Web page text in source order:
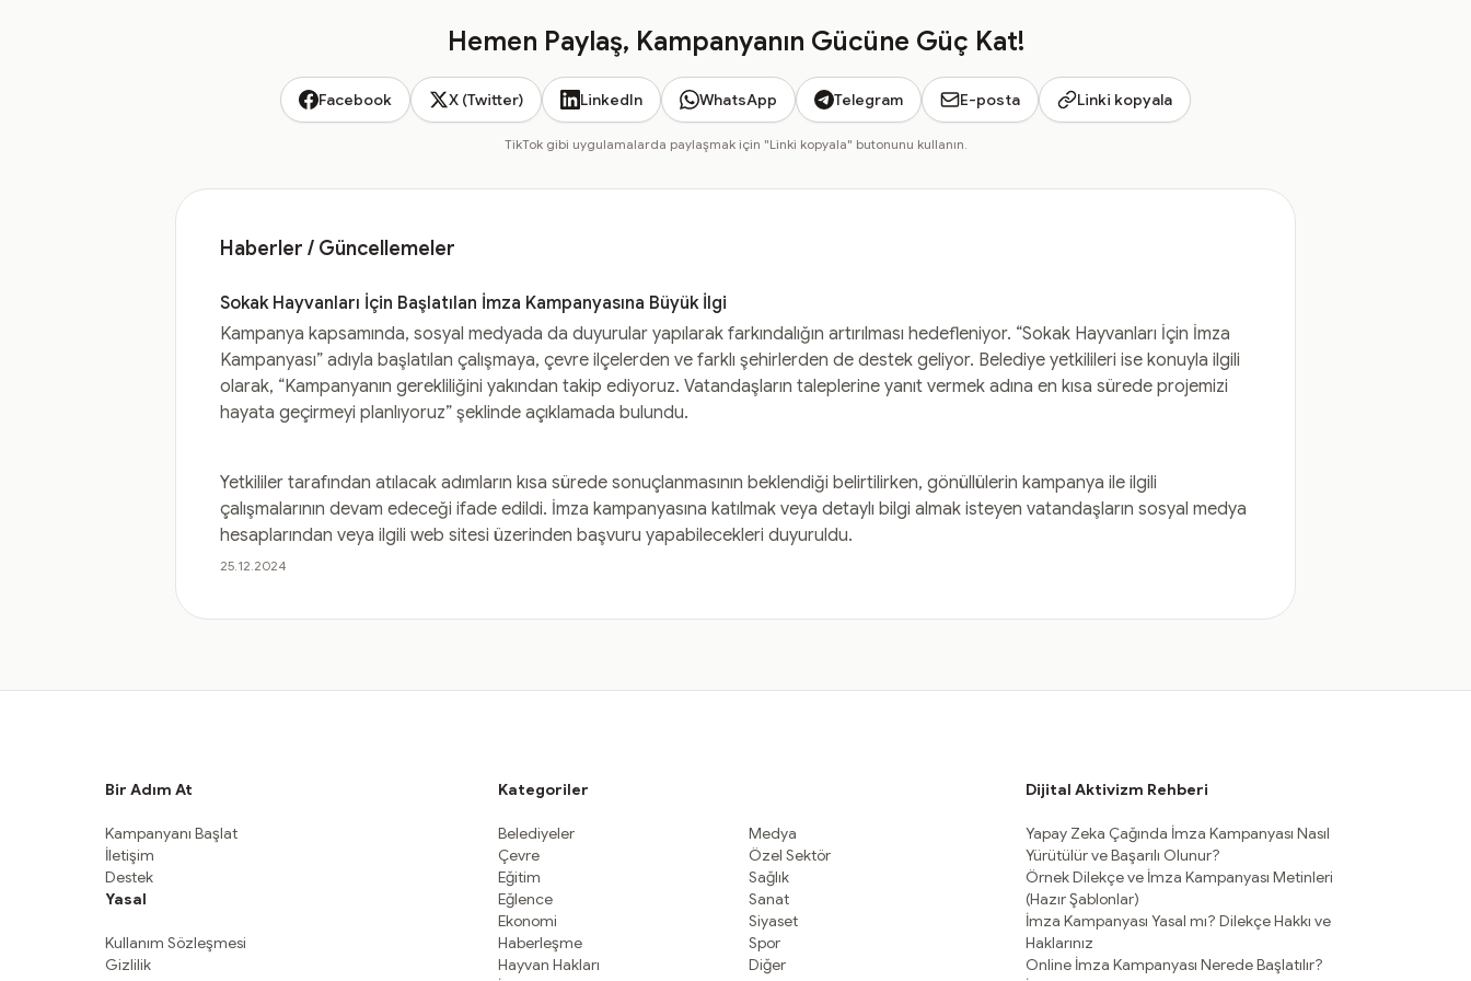
Hemen Paylaş, Kampanyanın Gücüne Güç Kat!
Facebook X (Twitter) LinkedIn WhatsApp Telegram E-posta Linki kopyala
TikTok gibi uygulamalarda paylaşmak için "Linki kopyala" butonunu kullanın.
Haberler / Güncellemeler
Sokak Hayvanları İçin Başlatılan İmza Kampanyasına Büyük İlgi
Kampanya kapsamında, sosyal medyada da duyurular yapılarak farkındalığın artırılması hedefleniyor. “Sokak Hayvanları İçin İmza
Kampanyası” adıyla başlatılan çalışmaya, çevre ilçelerden ve farklı şehirlerden de destek geliyor. Belediye yetkilileri ise konuyla ilgili
olarak, “Kampanyanın gerekliliğini yakından takip ediyoruz. Vatandaşların taleplerine yanıt vermek adına en kısa sürede projemizi
hayata geçirmeyi planlıyoruz” şeklinde açıklamada bulundu.
Yetkililer tarafından atılacak adımların kısa sürede sonuçlanmasının beklendiği belirtilirken, gönüllülerin kampanya ile ilgili
çalışmalarının devam edeceği ifade edildi. İmza kampanyasına katılmak veya detaylı bilgi almak isteyen vatandaşların sosyal medya
hesaplarından veya ilgili web sitesi üzerinden başvuru yapabilecekleri duyuruldu.
25.12.2024
Bir Adım At
Kampanyanı Başlat
İletişim
Destek
Yasal
Kullanım Sözleşmesi
Gizlilik
Kategoriler
Belediyeler
Çevre
Eğitim
Eğlence
Ekonomi
Haberleşme
Hayvan Hakları
Medya
Özel Sektör
Sağlık
Sanat
Siyaset
Spor
Diğer
Dijital Aktivizm Rehberi
Yapay Zeka Çağında İmza Kampanyası Nasıl
Yürütülür ve Başarılı Olunur?
Örnek Dilekçe ve İmza Kampanyası Metinleri
(Hazır Şablonlar)
İmza Kampanyası Yasal mı? Dilekçe Hakkı ve
Haklarınız
Online İmza Kampanyası Nerede Başlatılır?